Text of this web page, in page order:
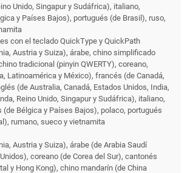
Unido, Singapur y Sudáfrica), italiano,
y Países Bajos), portugués (de Brasil), ruso,
con el teclado QuickType y QuickPath
Austria y Suiza), árabe, chino simplificado
tradicional (pinyin QWERTY), coreano,
Latinoamérica y México), francés (de Canadá,
(de Australia, Canadá, Estados Unidos, India,
Reino Unido, Singapur y Sudáfrica), italiano,
(de Bélgica y Países Bajos), polaco, portugués
rumano, sueco y vietnamita
Austria y Suiza), árabe (de Arabia Saudí
coreano (de Corea del Sur), cantonés
y Hong Kong), chino mandarín (de China